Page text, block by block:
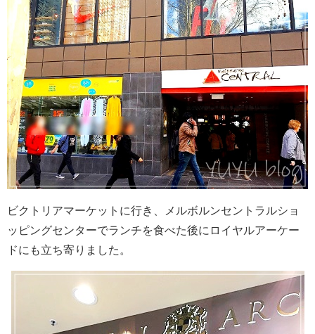
ビクトリアマーケットに行き、メルボルンセントラルショ
ッピングセンターでランチを食べた後にロイヤルアーケー
ドにも立ち寄りました。